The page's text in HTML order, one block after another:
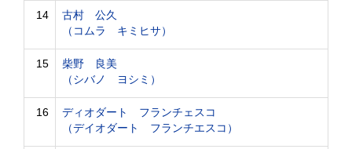
14
古村 公久
（コムラ キミヒサ）
15
柴野 良美
（シバノ ヨシミ）
16
ディオダート フランチェスコ
（デイオダート フランチエスコ）